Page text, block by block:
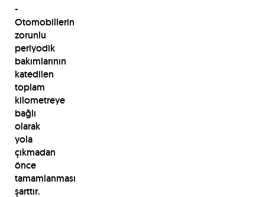
-
Otomobillerin
zorunlu
periyodik
bakımlarının
katedilen
toplam
kilometreye
bağlı
olarak
yola
çıkmadan
önce
tamamlanması
şarttır.